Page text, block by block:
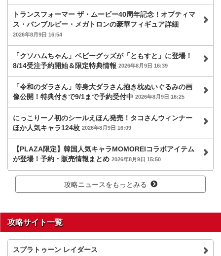
トランスフォーマー ザ・ムービー40周年記念！オプティマ
ス・バンブルビー・メガトロンの豪華フィギュア詳細
2026年8月9日 16:54
「クソハムちゃん」ベビーグッズが「ともすと」に登場！
8/14受注予約開始＆限定特典情報 2026年8月9日 16:39
「令和のダラさん」等身大ダラさん抱き枕ぬいぐるみの画
像公開！特典付きで9/1まで予約受付中 2026年8月9日 16:25
にっこりーノ初のシールえほん発売！タコさんウィンナー
ほか人気キャラ124枚 2026年8月9日 16:09
【PLAZA限定】韓国人気キャラMOMOREIコラボアイテム
が登場！予約・販売情報まとめ 2026年8月9日 15:50
攻略ニュースをもっとみる
攻略サイト一覧
スプラトゥーン レイダース